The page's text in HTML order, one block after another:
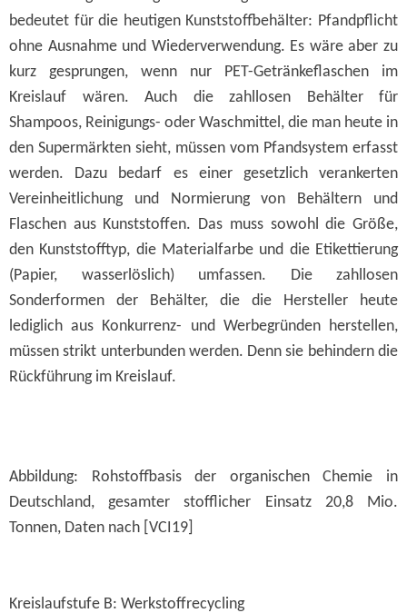
bedeutet für die heutigen Kunststoffbehälter: Pfandpflicht
ohne Ausnahme und Wiederverwendung. Es wäre aber zu
kurz gesprungen, wenn nur PET-Getränkeflaschen im
Kreislauf wären. Auch die zahllosen Behälter für
Shampoos, Reinigungs- oder Waschmittel, die man heute in
den Supermärkten sieht, müssen vom Pfandsystem erfasst
werden. Dazu bedarf es einer gesetzlich verankerten
Vereinheitlichung und Normierung von Behältern und
Flaschen aus Kunststoffen. Das muss sowohl die Größe,
den Kunststofftyp, die Materialfarbe und die Etikettierung
(Papier, wasserlöslich) umfassen. Die zahllosen
Sonderformen der Behälter, die die Hersteller heute
lediglich aus Konkurrenz- und Werbegründen herstellen,
müssen strikt unterbunden werden. Denn sie behindern die
Rückführung im Kreislauf.
Abbildung: Rohstoffbasis der organischen Chemie in
Deutschland, gesamter stofflicher Einsatz 20,8 Mio.
Tonnen, Daten nach [VCI19]
Kreislaufstufe B: Werkstoffrecycling